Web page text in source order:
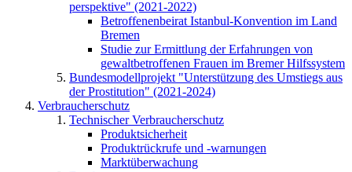
perspektive" (2021-2022)
Betroffenenbeirat Istanbul-Konvention im Land
Bremen
Studie zur Ermittlung der Erfahrungen von
gewaltbetroffenen Frauen im Bremer Hilfssystem
Bundesmodellprojekt "Unterstützung des Umstiegs aus
der Prostitution" (2021-2024)
Verbraucherschutz
Technischer Verbraucherschutz
Produktsicherheit
Produktrückrufe und -warnungen
Marktüberwachung